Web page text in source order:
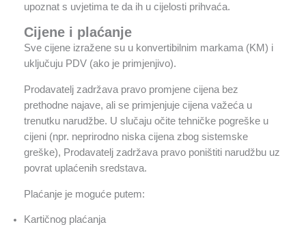
upoznat s uvjetima te da ih u cijelosti prihvaća.
Cijene i plaćanje
Sve cijene izražene su u konvertibilnim markama (KM) i
uključuju PDV (ako je primjenjivo).
Prodavatelj zadržava pravo promjene cijena bez
prethodne najave, ali se primjenjuje cijena važeća u
trenutku narudžbe. U slučaju očite tehničke pogreške u
cijeni (npr. neprirodno niska cijena zbog sistemske
greške), Prodavatelj zadržava pravo poništiti narudžbu uz
povrat uplaćenih sredstava.
Plaćanje je moguće putem:
Kartičnog plaćanja